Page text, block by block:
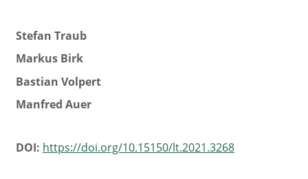
Stefan Traub
Markus Birk
Bastian Volpert
Manfred Auer
DOI: https://doi.org/10.15150/lt.2021.3268